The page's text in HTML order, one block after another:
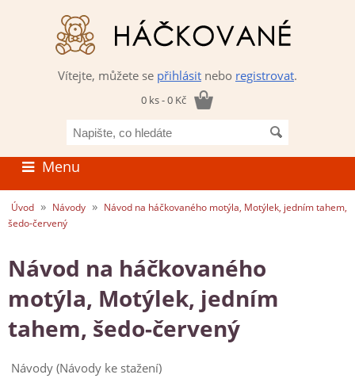
Vítejte, můžete se přihlásit nebo registrovat.
0 ks - 0 Kč
co
hledáte
Menu
Úvod » Návody » Návod na háčkovaného motýla, Motýlek, jedním tahem,
šedo-červený
Návod na háčkovaného
motýla, Motýlek, jedním
tahem, šedo-červený
Návody (Návody ke stažení)